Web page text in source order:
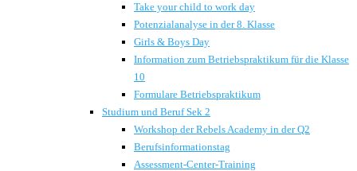
Take your child to work day
Potenzialanalyse in der 8. Klasse
Girls & Boys Day
Information zum Betriebspraktikum für die Klasse
10
Formulare Betriebspraktikum
Studium und Beruf Sek 2
Workshop der Rebels Academy in der Q2
Berufsinformationstag
Assessment-Center-Training